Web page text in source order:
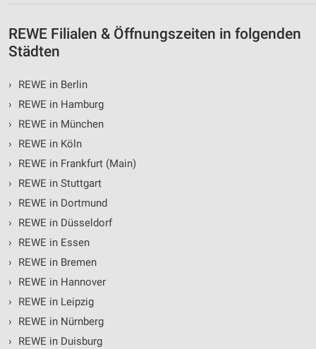
REWE Filialen & Öffnungszeiten in folgenden
Städten
›
REWE in Berlin
›
REWE in Hamburg
›
REWE in München
›
REWE in Köln
›
REWE in Frankfurt (Main)
›
REWE in Stuttgart
›
REWE in Dortmund
›
REWE in Düsseldorf
›
REWE in Essen
›
REWE in Bremen
›
REWE in Hannover
›
REWE in Leipzig
›
REWE in Nürnberg
›
REWE in Duisburg
Performance
Werbung